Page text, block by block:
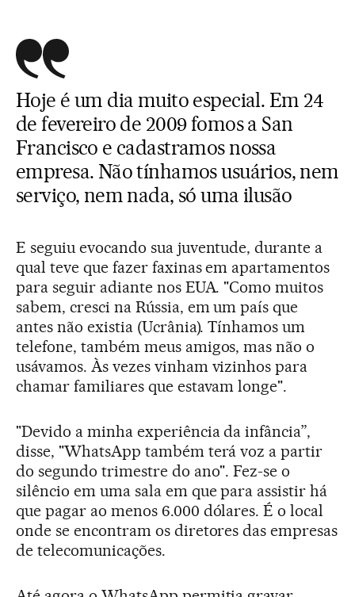
Hoje é um dia muito especial. Em 24
de fevereiro de 2009 fomos a San
Francisco e cadastramos nossa
empresa. Não tínhamos usuários, nem
serviço, nem nada, só uma ilusão
E seguiu evocando sua juventude, durante a
qual teve que fazer faxinas em apartamentos
para seguir adiante nos EUA. "Como muitos
sabem, cresci na Rússia, em um país que
antes não existia (Ucrânia). Tínhamos um
telefone, também meus amigos, mas não o
usávamos. Às vezes vinham vizinhos para
chamar familiares que estavam longe".
"Devido a minha experiência da infância”,
disse, "WhatsApp também terá voz a partir
do segundo trimestre do ano". Fez-se o
silêncio em uma sala em que para assistir há
que pagar ao menos 6.000 dólares. É o local
onde se encontram os diretores das empresas
de telecomunicações.